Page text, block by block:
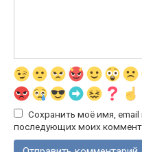
Сохранить моё имя, email
последующих моих